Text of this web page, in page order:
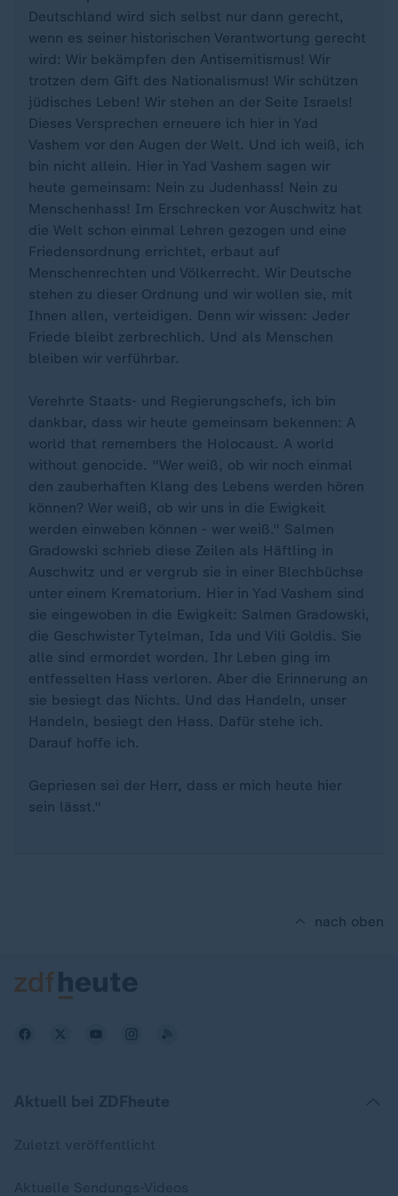
Deutschland wird sich selbst nur dann gerecht,
wenn es seiner historischen Verantwortung gerecht
wird: Wir bekämpfen den Antisemitismus! Wir
trotzen dem Gift des Nationalismus! Wir schützen
jüdisches Leben! Wir stehen an der Seite Israels!
Dieses Versprechen erneuere ich hier in Yad
Vashem vor den Augen der Welt. Und ich weiß, ich
bin nicht allein. Hier in Yad Vashem sagen wir
heute gemeinsam: Nein zu Judenhass! Nein zu
Menschenhass! Im Erschrecken vor Auschwitz hat
die Welt schon einmal Lehren gezogen und eine
Friedensordnung errichtet, erbaut auf
Menschenrechten und Völkerrecht. Wir Deutsche
stehen zu dieser Ordnung und wir wollen sie, mit
Ihnen allen, verteidigen. Denn wir wissen: Jeder
Friede bleibt zerbrechlich. Und als Menschen
bleiben wir verführbar.
Verehrte Staats- und Regierungschefs, ich bin
dankbar, dass wir heute gemeinsam bekennen: A
world that remembers the Holocaust. A world
without genocide. "Wer weiß, ob wir noch einmal
den zauberhaften Klang des Lebens werden hören
können? Wer weiß, ob wir uns in die Ewigkeit
werden einweben können - wer weiß." Salmen
Gradowski schrieb diese Zeilen als Häftling in
Auschwitz und er vergrub sie in einer Blechbüchse
unter einem Krematorium. Hier in Yad Vashem sind
sie eingewoben in die Ewigkeit: Salmen Gradowski,
die Geschwister Tytelman, Ida und Vili Goldis. Sie
alle sind ermordet worden. Ihr Leben ging im
entfesselten Hass verloren. Aber die Erinnerung an
sie besiegt das Nichts. Und das Handeln, unser
Handeln, besiegt den Hass. Dafür stehe ich.
Darauf hoffe ich.
Gepriesen sei der Herr, dass er mich heute hier
sein lässt."
nach oben